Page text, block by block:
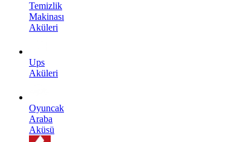
Temizlik
Makinası
Aküleri
Ups
Aküleri
Oyuncak
Araba
Aküsü